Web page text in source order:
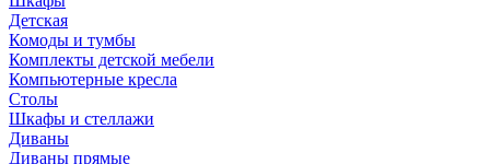
Детская
Комоды и тумбы
Комплекты детской мебели
Компьютерные кресла
Столы
Шкафы и стеллажи
Диваны
Диваны прямые